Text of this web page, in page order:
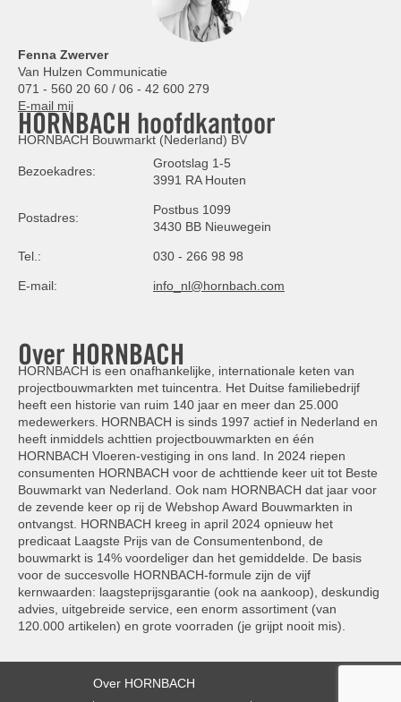
Fenna Zwerver
Van Hulzen Communicatie
071 - 560 20 60 / 06 - 42 600 279
E-mail mij
HORNBACH hoofdkantoor
HORNBACH Bouwmarkt (Nederland) BV
Bezoekadres:
Grootslag 1-5
3991 RA Houten
Postadres:
Postbus 1099
3430 BB Nieuwegein
Tel.: 030 - 266 98 98
E-mail: info_nl@hornbach.com
Over HORNBACH
HORNBACH is een onafhankelijke, internationale keten van
projectbouwmarkten met tuincentra. Het Duitse familiebedrijf
heeft een historie van ruim 140 jaar en meer dan 25.000
medewerkers. HORNBACH is sinds 1997 actief in Nederland en
heeft inmiddels achttien projectbouwmarkten en één
HORNBACH Vloeren-vestiging in ons land. In 2024 riepen
consumenten HORNBACH voor de achttiende keer uit tot Beste
Bouwmarkt van Nederland. Ook nam HORNBACH dat jaar voor
de zevende keer op rij de Webshop Award Bouwmarkten in
ontvangst. HORNBACH kreeg in april 2024 opnieuw het
predicaat Laagste Prijs van de Consumentenbond, de
bouwmarkt is 14% voordeliger dan het gemiddelde. De basis
voor de succesvolle HORNBACH-formule zijn de vijf
kernwaarden: laagsteprijsgarantie (ook na aankoop), deskundig
advies, uitgebreide service, een enorm assortiment (van
120.000 artikelen) en grote voorraden (je grijpt nooit mis).
Over HORNBACH